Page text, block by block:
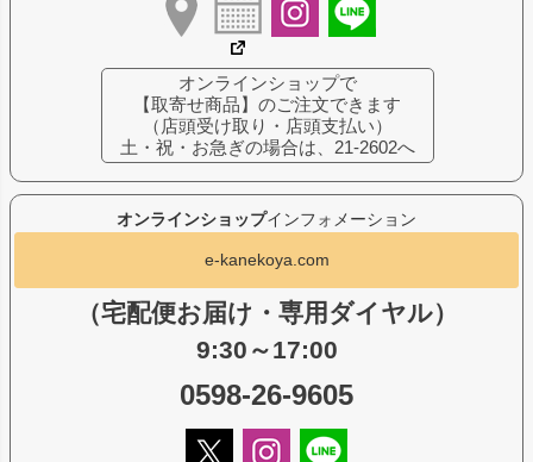
オンラインショップインフォメーション
e-kanekoya.com
（宅配便お届け・専用ダイヤル）
9:30～17:00
0598-26-9605
オンラインショップで
【取寄せ商品】のご注文できます
（店頭受け取り・店頭支払い）
土・祝・お急ぎの場合は、21-2602へ